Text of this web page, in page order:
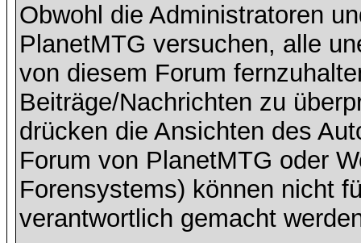
Obwohl die Administratoren
PlanetMTG versuchen, alle
von diesem Forum
Beiträge/Nachrichten zu
drücken die Ansichten des
Forum von PlanetMTG oder
Forensystems) können nicht
verantwortlich gemacht